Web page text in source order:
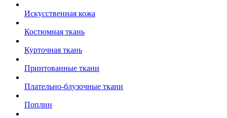
Искусственная кожа
Костюмная ткань
Курточная ткань
Принтованные ткани
Плательно-блузочные ткани
Поплин